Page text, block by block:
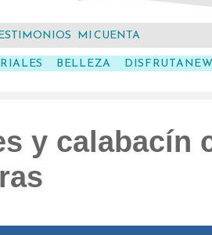
BELLEZA
MI CUENTA
y calabacín